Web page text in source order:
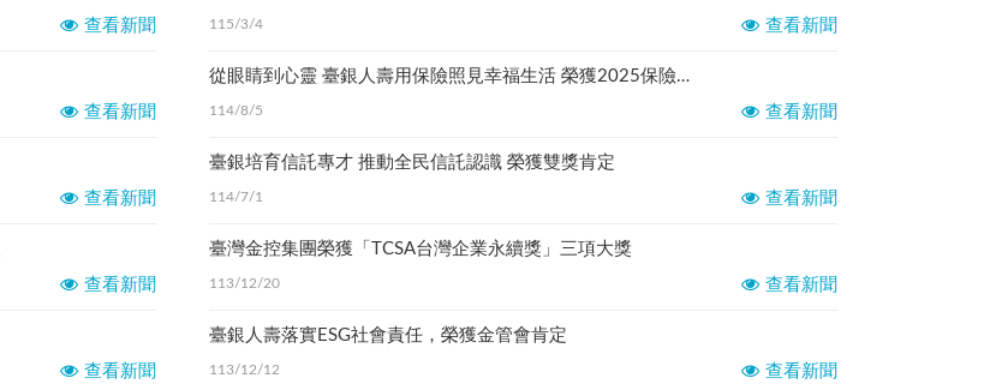
查看新聞 115/3/4 查看新聞
查看新聞
從眼睛到心靈 臺銀人壽用保險照見幸福生活 榮獲2025保險信望愛三項大獎
114/8/5 查看新聞
查看新聞
臺銀培育信託專才 推動全民信託認識 榮獲雙獎肯定
114/7/1 查看新聞
查看新聞
臺灣金控集團榮獲「TCSA台灣企業永續獎」三項大獎
113/12/20 查看新聞
查看新聞
臺銀人壽落實ESG社會責任，榮獲金管會肯定
113/12/12 查看新聞